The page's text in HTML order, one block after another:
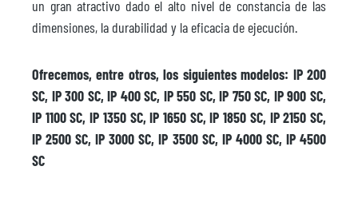
un gran atractivo dado el alto nivel de constancia de las
dimensiones, la durabilidad y la eficacia de ejecución.
Ofrecemos, entre otros, los siguientes modelos: IP 200
SC, IP 300 SC, IP 400 SC, IP 550 SC, IP 750 SC, IP 900 SC,
IP 1100 SC, IP 1350 SC, IP 1650 SC, IP 1850 SC, IP 2150 SC,
IP 2500 SC, IP 3000 SC, IP 3500 SC, IP 4000 SC, IP 4500
SC